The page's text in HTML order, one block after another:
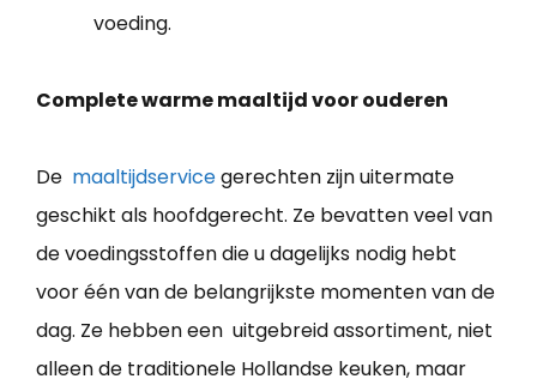
voeding.
Complete warme maaltijd voor ouderen
De maaltijdservicegerechten zijn uitermate
geschikt als hoofdgerecht. Ze bevatten veel van
de voedingsstoffen die u dagelijks nodig hebt
voor één van de belangrijkste momenten van de
dag. Ze hebben een uitgebreid assortiment, niet
alleen de traditionele Hollandse keuken, maar